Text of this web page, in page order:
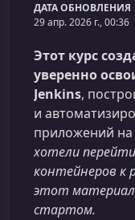
ДАТА ОБНОВЛЕНИЯ
29 апр. 2026 г., 00:36
Этот курс
уверенно
Jenkins,
и
приложений
хотели
контейнеров к
этот
стартом.